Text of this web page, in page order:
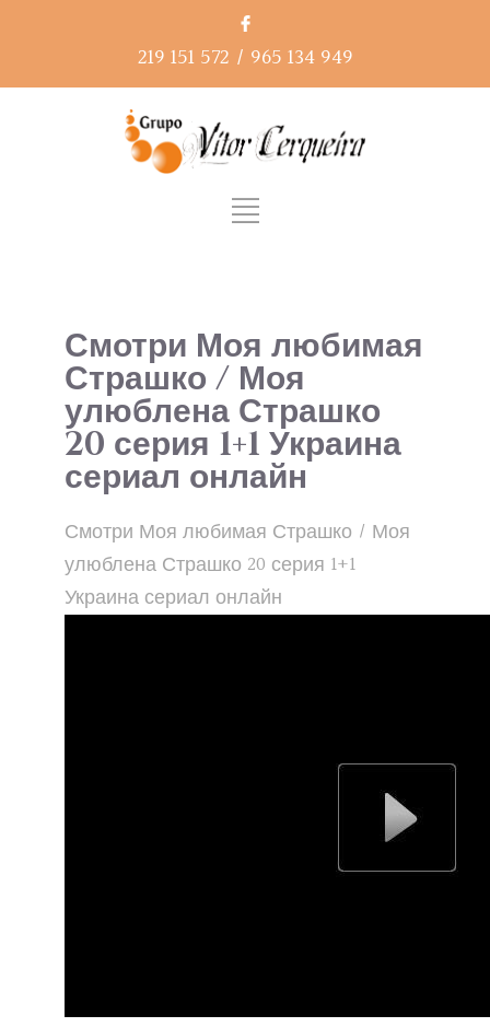
219 151 572 / 965 134 949
Смотри Моя любимая
Страшко / Моя
улюблена Страшко
20 серия 1+1 Украина
сериал онлайн
Смотри Моя любимая Страшко / Моя
улюблена Страшко 20 серия 1+1
Украина сериал онлайн